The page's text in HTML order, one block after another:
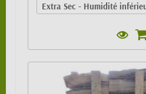
Extra Sec - Humidité